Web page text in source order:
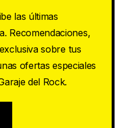
las últimas
Recomendaciones,
sobre tus
ofertas especiales
del Rock.